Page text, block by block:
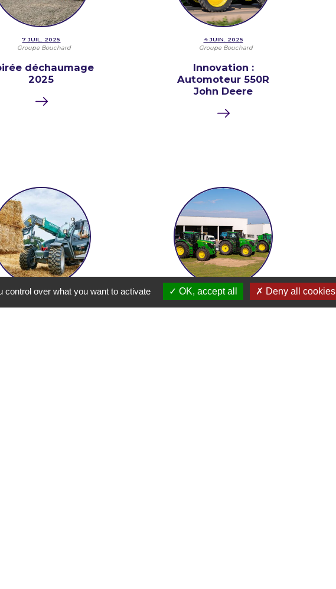
7 JUIL. 2025
Groupe Bouchard
déchaumage
2025
4 JUIN. 2025
Groupe Bouchard
Innovation :
Automoteur 550R
John Deere
Groupe Bouchard
11 AVR. 2024
Groupe Bouchard
CONTACTEZ-
NOUS
NOUS REJOINDRE
Mentions légales
over what you want to activate OK, accept all Deny all cookies